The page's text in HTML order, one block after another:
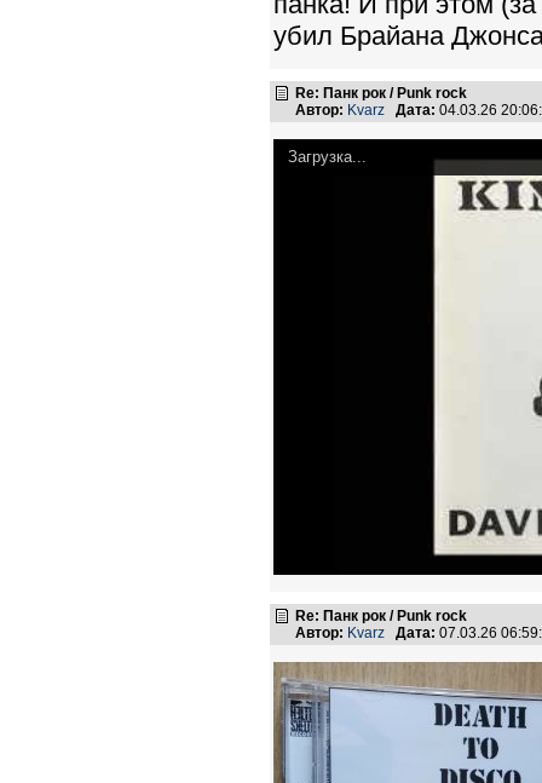
убил Брайана
Re: Панк рок / Punk rock
Автор: Kvarz Дата: 04.03.26
Загрузка...
Re: Панк рок / Punk rock
Автор: Kvarz Дата: 07.03.26